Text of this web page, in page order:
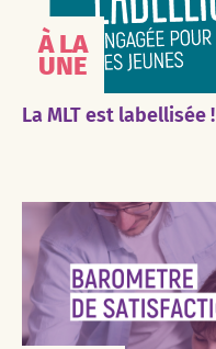
À LA
UNE
La MLT est labellisée !